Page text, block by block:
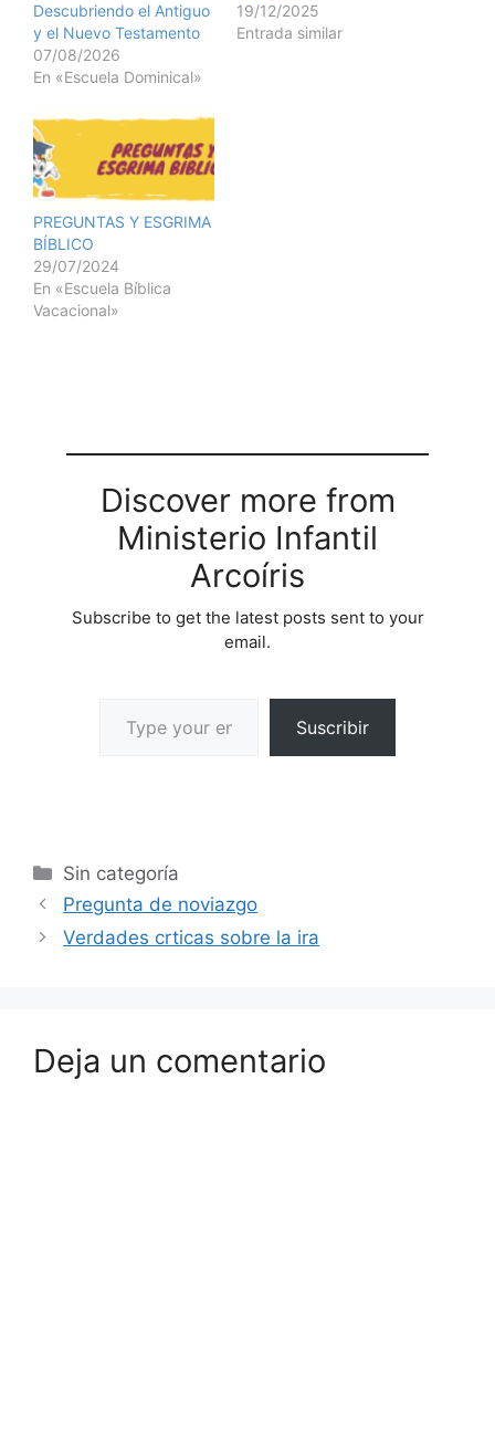
Descubriendo el Antiguo
y el Nuevo Testamento
07/08/2026
En «Escuela Dominical»
19/12/2025
Entrada similar
PREGUNTAS Y ESGRIMA
BÍBLICO
29/07/2024
En «Escuela Bíblica
Vacacional»
Discover more from
Ministerio Infantil
Arcoíris
Subscribe to get the latest posts sent to your
email.
Suscribir
Sin categoría
Pregunta de noviazgo
Verdades crticas sobre la ira
Deja un comentario